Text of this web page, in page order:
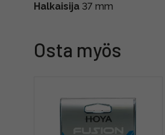
Halkaisija 37 mm
Osta myös